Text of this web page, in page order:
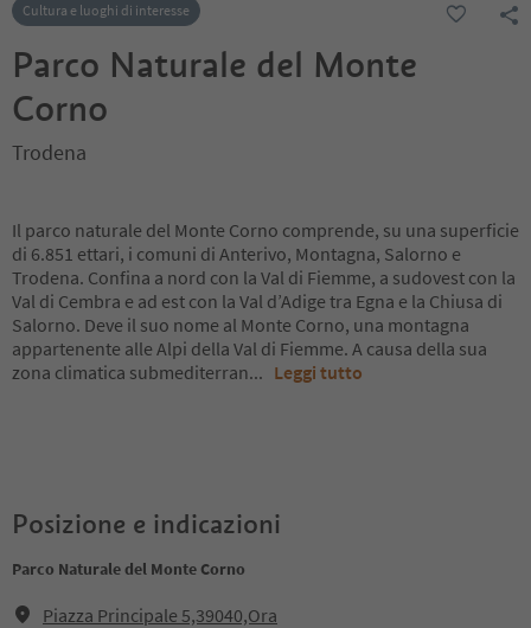
Cultura e luoghi di interesse
Parco Naturale del Monte
Corno
Trodena
Il parco naturale del Monte Corno comprende, su una superficie
di 6.851 ettari, i comuni di Anterivo, Montagna, Salorno e
Trodena. Confina a nord con la Val di Fiemme, a sudovest con la
Val di Cembra e ad est con la Val d’Adige tra Egna e la Chiusa di
Salorno. Deve il suo nome al Monte Corno, una montagna
appartenente alle Alpi della Val di Fiemme. A causa della sua
zona climatica submediterran... Leggi tutto
Posizione e indicazioni
Parco Naturale del Monte Corno
Piazza Principale 5,39040,Ora